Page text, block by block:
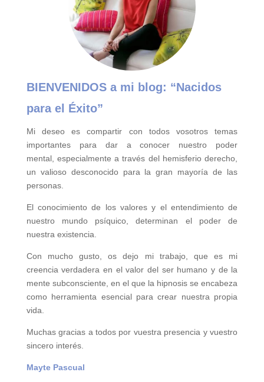
BIENVENIDOS a mi blog: “Nacidos
para el Éxito”
Mi deseo es compartir con todos vosotros temas
importantes para
dar a conocer nuestro poder
mental, especialmente a través del hemisferio derecho,
un valioso desconocido para la gran mayoría de las
personas.
El conocimiento de los valores y el entendimiento de
nuestro mundo psíquico, determinan el poder de
nuestra existencia.
Con mucho gusto, os dejo mi trabajo, que es mi
creencia verdadera en el valor del ser humano y de la
mente subconsciente, en el que la hipnosis se encabeza
como herramienta esencial para crear nuestra propia
vida.
Muchas gracias a todos por vuestra presencia y vuestro
sincero interés.
Mayte Pascual